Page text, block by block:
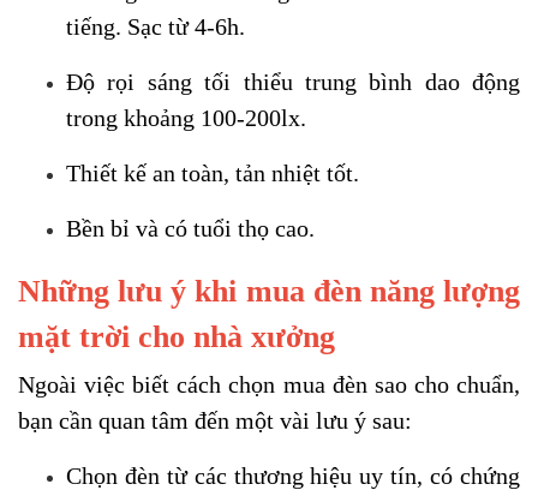
tiếng. Sạc từ 4-6h.
Độ rọi sáng tối thiểu trung bình dao động
trong khoảng 100-200lx.
Thiết kế an toàn, tản nhiệt tốt.
Bền bỉ và có tuổi thọ cao.
Những lưu ý khi mua đèn năng lượng
mặt trời cho nhà xưởng
Ngoài việc biết cách chọn mua đèn sao cho chuẩn,
bạn cần quan tâm đến một vài lưu ý sau:
Chọn đèn từ các thương hiệu uy tín, có chứng